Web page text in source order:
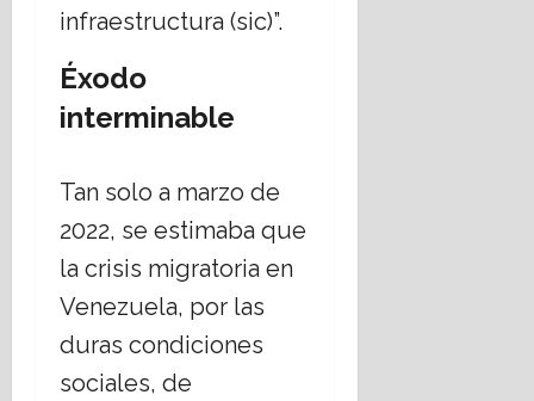
infraestructura (sic)”.
Éxodo
interminable
Tan solo a marzo de
2022, se estimaba que
la crisis migratoria en
Venezuela, por las
duras condiciones
sociales, de